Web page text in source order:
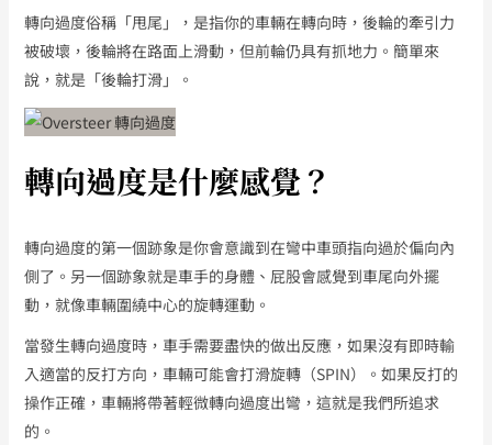
轉向過度俗稱「甩尾」，是指你的車輛在轉向時，後輪的牽引力
被破壞，後輪將在路面上滑動，但前輪仍具有抓地力。簡單來
說，就是「後輪打滑」。
轉向過度是什麼感覺？
轉向過度的第一個跡象是你會意識到在彎中車頭指向過於偏向內
側了。另一個跡象就是車手的身體、屁股會感覺到車尾向外擺
動，就像車輛圍繞中心的旋轉運動。
當發生轉向過度時，車手需要盡快的做出反應，如果沒有即時輸
入適當的反打方向，車輛可能會打滑旋轉（SPIN）。如果反打的
操作正確，車輛將帶著輕微轉向過度出彎，這就是我們所追求
的。